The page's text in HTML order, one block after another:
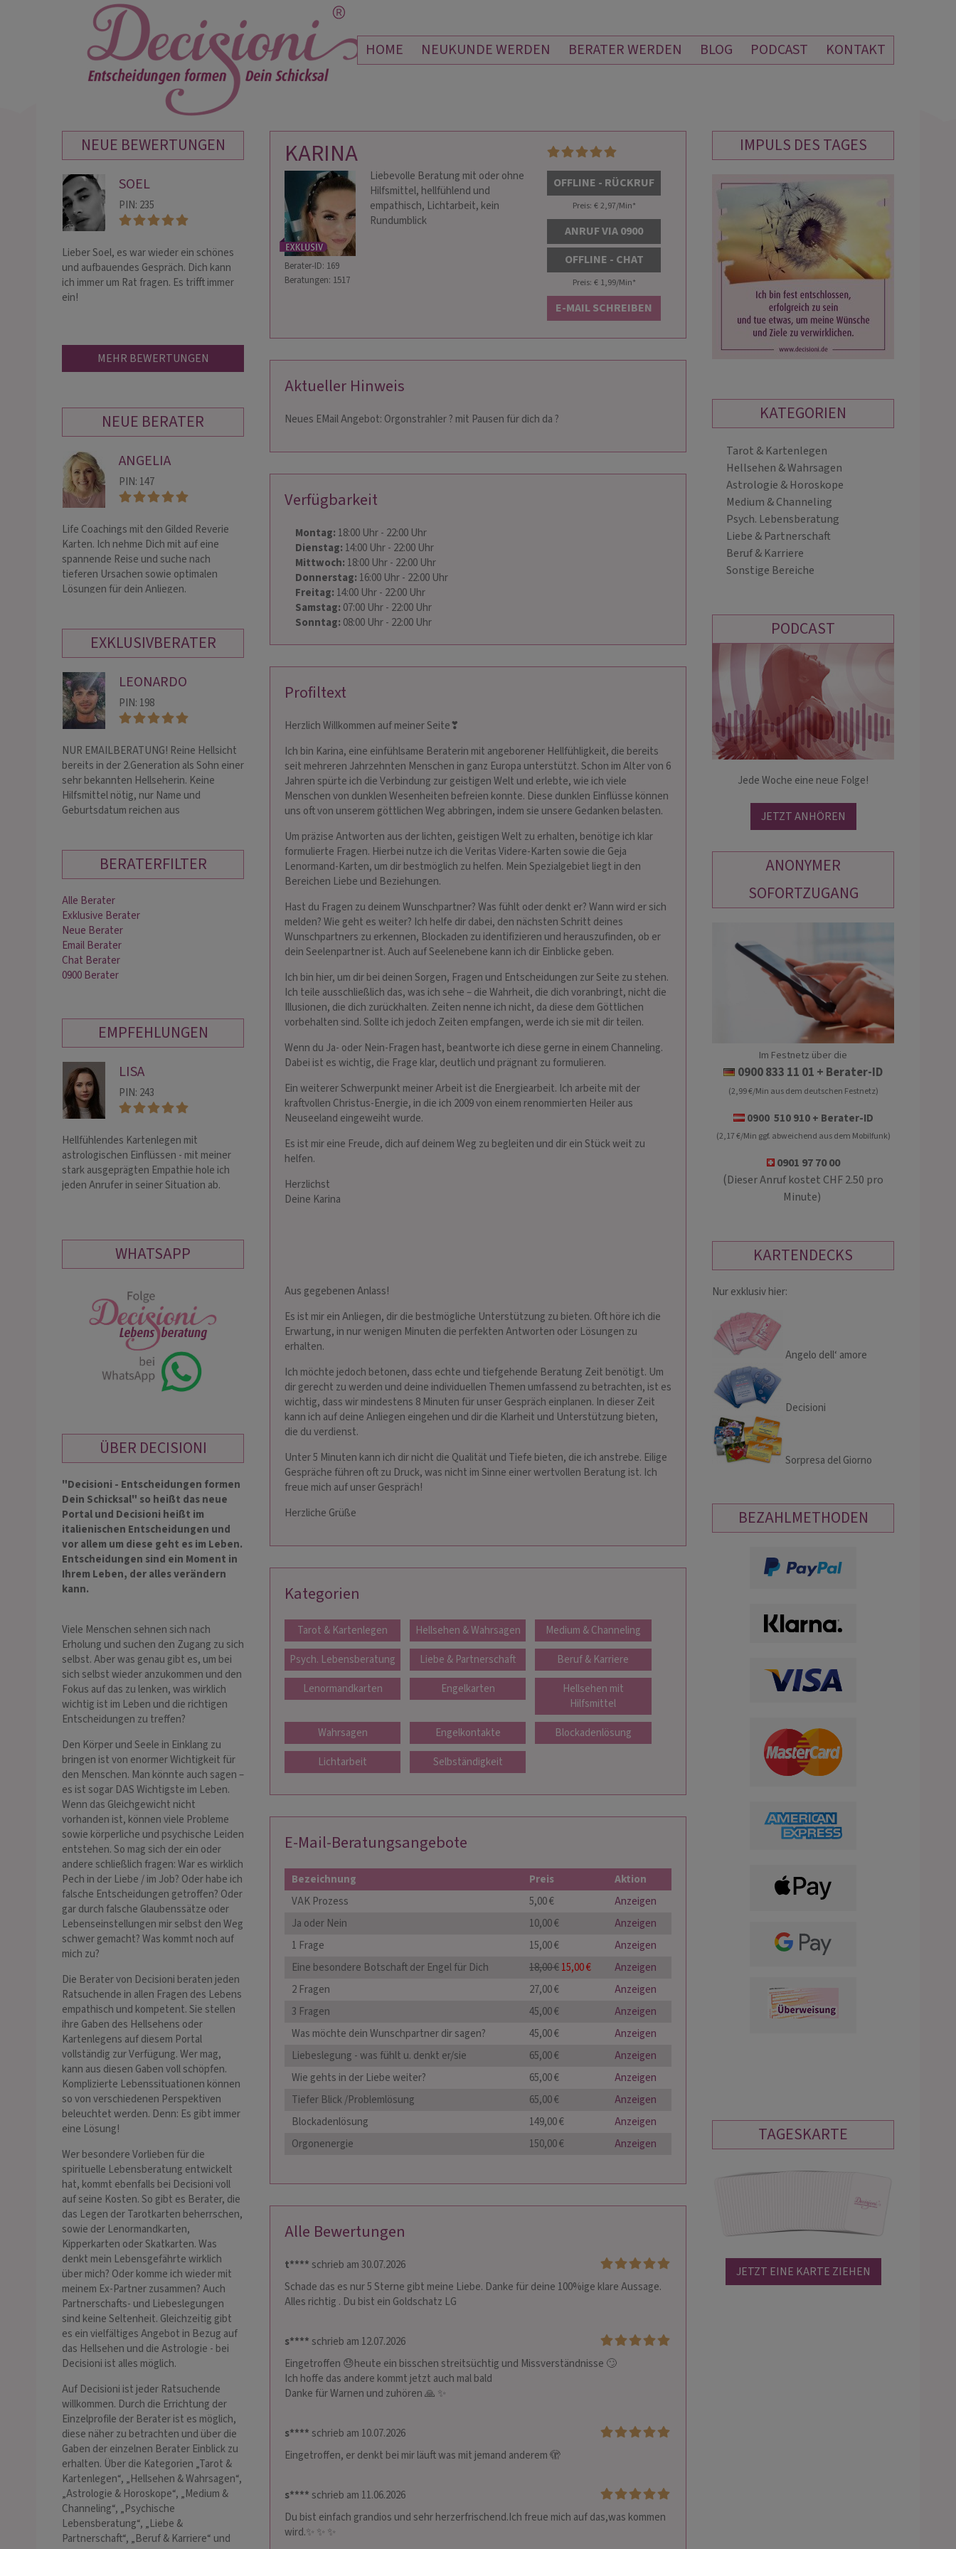
HOME NEUKUNDE WERDEN BERATER WERDEN BLOG PODCAST KONTAKT
NEUE BEWERTUNGEN
SOEL
PIN: 235
Lieber Soel, es war wieder ein schönes
und aufbauendes Gespräch. Dich kann
ich immer um Rat fragen. Es trifft immer
ein!
GUDRUN LINDER
PIN: 124
Vielen Dank dass Du immer da bist und
mir alles so gut erklärst, sonst würde ich
wahrscheinlich die Welt nicht mehr
DANI
PIN: 556
Danke mein Engel ich bin so froh das es
dich gibt 😘 es ist schon wieder etwas
eingetroffen. Juhuu ich bin so froh, auf
HELLSEHER
FEDERICO
Es ist wieder was von deinen Aussagen
eingetroffen. 😘 Danke danke danke für
deine überaus große Kompetenz, deine
Hellsicht, die niemand erreichen kann.
Du bist phänomenal.
Danke liebe Jeeny für das
Gespräch. Du hast so Recht und
alle Details.
MEHR BEWERTUNGEN
NEUE BERATER
ANGELIA
PIN: 147
Life Coachings mit den Gilded Reverie
Karten. Ich nehme Dich mit auf eine
spannende Reise und suche nach
tieferen Ursachen sowie optimalen
Lösungen für dein Anliegen.
ॐ Zertifizierter Personal Energy Coach
🪷 Intuitive, einfühlsame Beratungen
mithilfe von ꩜ Karten, Pendel, Ritualen
⚪ Medium – Jenseitskontakte, Poesie,
Gesang, Malerei
OLDORF
Mein Beratungsangebot ist sehr
individuell. Herzlich und aufmerksam
biete ich spirituelle Prognosen mit der
Begleitung des Kartenlegens und auf
MICAMANDEA
Ich begleite dich einfühlsam durch innere
Prozesse. Gemeinsam verstehen und
Nervensystemreaktionen und Blockaden
Hochsensibles Kartenlegen,
Hellsicht und meinen Karten, berate
seit 15 Jahren meine Ratsuchenden
viel Empathie und einer Prise Humor.
EXKLUSIVBERATER
LEONARDO
PIN: 198
NUR EMAILBERATUNG! Reine Hellsicht
bereits in der 2.Generation als Sohn einer
sehr bekannten Hellseherin. Keine
Hilfsmittel nötig, nur Name und
Geburtsdatum reichen aus
MARTINA-STELLA
Hellfühliges Schreibmedium der Neuen
Zeit mit hoher Trefferquote
*** EXKLUSIV bei Decisioni ***
Hellsichtiges Medium bietet
psychologische Beratung mit Tiefgang
und Herz, Chakrenreinigung...
überwiegend per Email
VIVIENNE
Ich spüre tief in deine Gefühle und zeige
dir, wohin dein Liebesweg wirklich führt,
ehrlich, präzise und mit viel Herz. Gefühle
des Herzensmenschens, wie es in deiner
Beziehun…
PIN: 565
NUR EMAILBERATUNG! ♥
jahrelanger Erfahrung ♥
Treffsicherheit ♥ Emailberatung ♥
BERATERFILTER
Alle Berater
Exklusive Berater
Neue Berater
Email Berater
Chat Berater
0900 Berater
EMPFEHLUNGEN
LISA
PIN: 243
Hellfühlendes Kartenlegen mit
astrologischen Einflüssen - mit meiner
stark ausgeprägten Empathie hole ich
jeden Anrufer in seiner Situation ab.
DELIA DAVI
PIN: 192
Meine Hellsicht und Hellfühligkeit helfen
dir Klarheit zu bekommen oder mit mir in
einzutauchen. Lass deine Traurigkeit bei
mir auflösen u. lass mic…
NORA
PIN: 244
Hellsichtiges Medium zeigt
BEATRICE
Hellsehen OHNE jegliche Hilfsmittel -
tiefer Blick in die Seele - Beratung mit
hoher Trefferquote zu allen Themen wie
Liebeskummer - Kinder - Familien -
SOEL
PIN: 235
©️ ⭑ ⭑ ⭑ Treffsicheres Kartenlegen⭑ ⭑
TREFFSICHERHEIT * ⭑ ⭑
WHATSAPP
ÜBER DECISIONI
"Decisioni - Entscheidungen formen
Dein Schicksal" so heißt das neue
Portal und Decisioni heißt im
italienischen Entscheidungen und
vor allem um diese geht es im Leben.
Entscheidungen sind ein Moment in
Ihrem Leben, der alles verändern
kann.
Viele Menschen sehnen sich nach
Erholung und suchen den Zugang zu sich
selbst. Aber was genau gibt es, um bei
sich selbst wieder anzukommen und den
Fokus auf das zu lenken, was wirklich
wichtig ist im Leben und die richtigen
Entscheidungen zu treffen?
Den Körper und Seele in Einklang zu
bringen ist von enormer Wichtigkeit für
den Menschen. Man könnte auch sagen –
es ist sogar DAS Wichtigste im Leben.
Wenn das Gleichgewicht nicht
vorhanden ist, können viele Probleme
sowie körperliche und psychische Leiden
entstehen. So mag sich der ein oder
andere schließlich fragen: War es wirklich
Pech in der Liebe / im Job? Oder habe ich
falsche Entscheidungen getroffen? Oder
gar durch falsche Glaubenssätze oder
Lebenseinstellungen mir selbst den Weg
schwer gemacht? Was kommt noch auf
mich zu?
Die Berater von Decisioni beraten jeden
Ratsuchende in allen Fragen des Lebens
empathisch und kompetent. Sie stellen
ihre Gaben des Hellsehens oder
Kartenlegens auf diesem Portal
vollständig zur Verfügung. Wer mag,
kann aus diesen Gaben voll schöpfen.
Komplizierte Lebenssituationen können
so von verschiedenen Perspektiven
beleuchtet werden. Denn: Es gibt immer
eine Lösung!
Wer besondere Vorlieben für die
spirituelle Lebensberatung entwickelt
hat, kommt ebenfalls bei Decisioni voll
auf seine Kosten. So gibt es Berater, die
das Legen der Tarotkarten beherrschen,
sowie der Lenormandkarten,
Kipperkarten oder Skatkarten. Was
denkt mein Lebensgefährte wirklich
über mich? Oder komme ich wieder mit
meinem Ex-Partner zusammen? Auch
Partnerschafts- und Liebeslegungen
sind keine Seltenheit. Gleichzeitig gibt
es ein vielfältiges Angebot in Bezug auf
das Hellsehen und die Astrologie - bei
Decisioni ist alles möglich.
Auf Decisioni ist jeder Ratsuchende
willkommen. Durch die Errichtung der
Einzelprofile der Berater ist es möglich,
diese näher zu betrachten und über die
Gaben der einzelnen Berater Einblick zu
erhalten. Über die Kategorien „Tarot &
Kartenlegen“, „Hellsehen & Wahrsagen“,
„Astrologie & Horoskope“, „Medium &
Channeling“, „Psychische
Lebensberatung“, „Liebe &
Partnerschaft“, „Beruf & Karriere“ und
KARINA
Liebevolle Beratung mit oder ohne
Hilfsmittel, hellfühlend und
empathisch, Lichtarbeit, kein
Rundumblick
Berater-ID: 169
Beratungen: 1517
OFFLINE - RÜCKRUF
Preis: € 2,97/Min*
ANRUF VIA 0900
OFFLINE - CHAT
Preis: € 1,99/Min*
E-MAIL SCHREIBEN
Aktueller Hinweis
Neues EMail Angebot: Orgonstrahler ? mit Pausen für dich da ?
Verfügbarkeit
Montag: 18:00 Uhr- 22:00 Uhr
Dienstag: 14:00 Uhr- 22:00 Uhr
Mittwoch: 18:00 Uhr- 22:00 Uhr
Donnerstag: 16:00 Uhr- 22:00 Uhr
Freitag: 14:00 Uhr- 22:00 Uhr
Samstag: 07:00 Uhr- 22:00 Uhr
Sonntag: 08:00 Uhr- 22:00 Uhr
Profiltext
Herzlich Willkommen auf meiner Seite❣ ️
Ich bin Karina, eine einfühlsame Beraterin mit angeborener Hellfühligkeit, die bereits
seit mehreren Jahrzehnten Menschen in ganz Europa unterstützt. Schon im Alter von 6
Jahren spürte ich die Verbindung zur geistigen Welt und erlebte, wie ich viele
Menschen von dunklen Wesenheiten befreien konnte. Diese dunklen Einflüsse können
uns oft von unserem göttlichen Weg abbringen, indem sie unsere Gedanken belasten.
Um präzise Antworten aus der lichten, geistigen Welt zu erhalten, benötige ich klar
formulierte Fragen. Hierbei nutze ich die Veritas Videre-Karten sowie die Geja
Lenormand-Karten, um dir bestmöglich zu helfen. Mein Spezialgebiet liegt in den
Bereichen Liebe und Beziehungen.
Hast du Fragen zu deinem Wunschpartner? Was fühlt oder denkt er? Wann wird er sich
melden? Wie geht es weiter? Ich helfe dir dabei, den nächsten Schritt deines
Wunschpartners zu erkennen, Blockaden zu identifizieren und herauszufinden, ob er
dein Seelenpartner ist. Auch auf Seelenebene kann ich dir Einblicke geben.
Ich bin hier, um dir bei deinen Sorgen, Fragen und Entscheidungen zur Seite zu stehen.
Ich teile ausschließlich das, was ich sehe – die Wahrheit, die dich voranbringt, nicht die
Illusionen, die dich zurückhalten. Zeiten nenne ich nicht, da diese dem Göttlichen
vorbehalten sind. Sollte ich jedoch Zeiten empfangen, werde ich sie mit dir teilen.
Wenn du Ja- oder Nein-Fragen hast, beantworte ich diese gerne in einem Channeling.
Dabei ist es wichtig, die Frage klar, deutlich und prägnant zu formulieren.
Ein weiterer Schwerpunkt meiner Arbeit ist die Energiearbeit. Ich arbeite mit der
kraftvollen Christus-Energie, in die ich 2009 von einem renommierten Heiler aus
Neuseeland eingeweiht wurde.
Es ist mir eine Freude, dich auf deinem Weg zu begleiten und dir ein Stück weit zu
helfen.
Herzlichst
Deine Karina
Aus gegebenen Anlass!
Es ist mir ein Anliegen, dir die bestmögliche Unterstützung zu bieten. Oft höre ich die
Erwartung, in nur wenigen Minuten die perfekten Antworten oder Lösungen zu
erhalten.
Ich möchte jedoch betonen, dass echte und tiefgehende Beratung Zeit benötigt. Um
dir gerecht zu werden und deine individuellen Themen umfassend zu betrachten, ist es
wichtig, dass wir mindestens 8 Minuten für unser Gespräch einplanen. In dieser Zeit
kann ich auf deine Anliegen eingehen und dir die Klarheit und Unterstützung bieten,
die du verdienst.
Unter 5 Minuten kann ich dir nicht die Qualität und Tiefe bieten, die ich anstrebe. Eilige
Gespräche führen oft zu Druck, was nicht im Sinne einer wertvollen Beratung ist. Ich
freue mich auf unser Gespräch!
Herzliche Grüße
Kategorien
Tarot & Kartenlegen Hellsehen & Wahrsagen
Medium & Channeling
Psych. Lebensberatung
Liebe & Partnerschaft
Beruf & Karriere
Lenormandkarten
Engelkarten
Hellsehen mit
Hilfsmittel
Wahrsagen
Engelkontakte
Blockadenlösung
Lichtarbeit
Selbständigkeit
E-Mail-Beratungsangebote
Bezeichnung Preis
Aktion
VAK Prozess
5,00 €
Anzeigen
Ja oder Nein
10,00 €
Anzeigen
1 Frage
15,00 €
Anzeigen
Eine besondere Botschaft der Engel für Dich
18,00 €15,00 €
Anzeigen
2 Fragen
27,00 €
Anzeigen
3 Fragen
45,00 €
Anzeigen
Was möchte dein Wunschpartner dir sagen?
45,00 €
Anzeigen
Liebeslegung - was fühlt u. denkt er/sie
65,00 €
Anzeigen
Wie gehts in der Liebe weiter?
65,00 €
Anzeigen
Tiefer Blick /Problemlösung
65,00 €
Anzeigen
Blockadenlösung
149,00 €
Anzeigen
Orgonenergie
150,00 € Anzeigen
Alle Bewertungen
t****schrieb am 30.07.2026
Schade das es nur 5 Sterne gibt meine Liebe. Danke für deine 100%ige klare Aussage.
Alles richtig . Du bist ein Goldschatz LG
s****schrieb am 12.07.2026
Eingetroffen 😓heute ein bisschen streitsüchtig und Missverständnisse 🙄
Ich hoffe das andere kommt jetzt auch mal bald
Danke für Warnen und zuhören 🙏 ✨
s****schrieb am 10.07.2026
Eingetroffen, er denkt bei mir läuft was mit jemand anderem 🫣
s****schrieb am 11.06.2026
Du bist einfach grandios und sehr herzerfrischend.Ich freue mich auf das,was kommen
wird.✨ ✨ ✨
IMPULS DES TAGES
KATEGORIEN
Tarot & Kartenlegen
Hellsehen & Wahrsagen
Astrologie & Horoskope
Medium & Channeling
Psych. Lebensberatung
Liebe & Partnerschaft
Beruf & Karriere
Sonstige Bereiche
PODCAST
Jede Woche eine neue Folge!
JETZT ANHÖREN
ANONYMER
SOFORTZUGANG
Im Festnetz über die
0900 833 11 01 + Berater-ID
(2,99 €/Min aus dem deutschen Festnetz)
0900 510 910 + Berater-ID
(2,17 €/Min ggf. abweichend aus dem Mobilfunk)
0901 97 70 00
(Dieser Anruf kostet CHF 2.50 pro
Minute)
KARTENDECKS
Nur exklusiv hier:
Angelo dell‘ amore
Decisioni
Sorpresa del Giorno
BEZAHLMETHODEN
TAGESKARTE
JETZT EINE KARTE ZIEHEN